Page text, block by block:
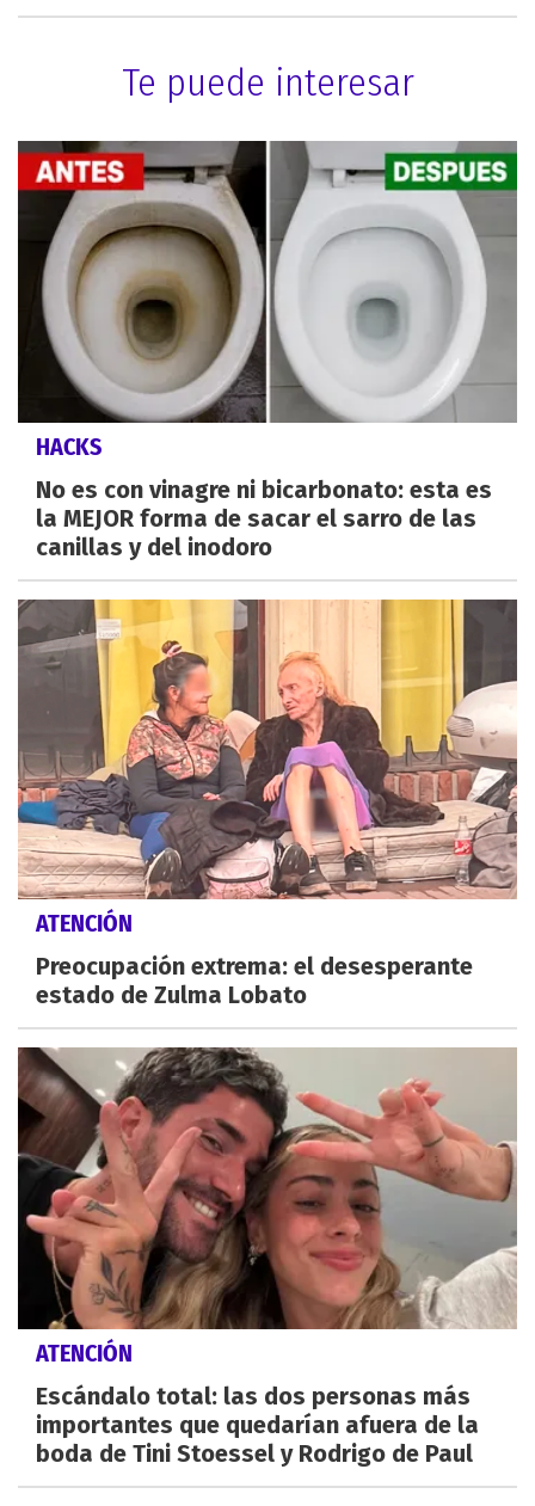
Te puede interesar
HACKS
No es con vinagre ni bicarbonato: esta es
la MEJOR forma de sacar el sarro de las
canillas y del inodoro
ATENCIÓN
Preocupación extrema: el desesperante
estado de Zulma Lobato
ATENCIÓN
Escándalo total: las dos personas más
importantes que quedarían afuera de la
boda de Tini Stoessel y Rodrigo de Paul